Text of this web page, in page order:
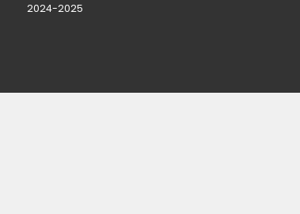
2024-2025